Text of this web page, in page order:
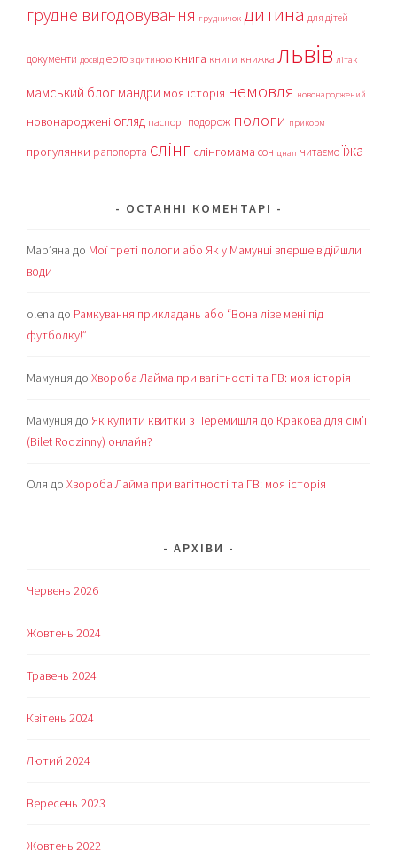
грудне вигодовування грудничок дитина для дітей
документи досвід ерго з дитиною книга книги книжка львів літак
мамський блог мандри моя історія немовля новонароджений
новонароджені огляд паспорт подорож пологи прикорм
прогулянки рапопорта слінг слінгомама сон цнап читаємоїжа
ОСТАННІ КОМЕНТАРІ
Мар’яна до Мої треті пологи або Як у Мамунці вперше відійшли
води
olena до Рамкування прикладань або “Вона лізе мені під
футболку!”
Мамунця доХвороба Лайма при вагітності та ГВ: моя історія
Мамунця до Як купити квитки з Перемишля до Кракова для сім’ї
(Bilet Rodzinny) онлайн?
Оля доХвороба Лайма при вагітності та ГВ: моя історія
АРХІВИ
Червень 2026
Жовтень 2024
Травень 2024
Квітень 2024
Лютий 2024
Вересень 2023
Жовтень 2022